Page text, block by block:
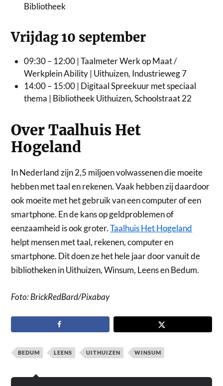
Bibliotheek
Vrijdag 10 september
09:30 – 12:00 | Taalmeter Werk op Maat /
Werkplein Ability | Uithuizen, Industrieweg 7
14:00 – 15:00 | Digitaal Spreekuur met speciaal
thema | Bibliotheek Uithuizen, Schoolstraat 22
Over Taalhuis Het
Hogeland
In Nederland zijn 2,5 miljoen volwassenen die moeite
hebben met taal en rekenen. Vaak hebben zij daardoor
ook moeite met het gebruik van een computer of een
smartphone. En de kans op geldproblemen of
eenzaamheid is ook groter.Taalhuis Het Hogeland
helpt mensen met taal, rekenen, computer en
smartphone. Dit doen ze het hele jaar door vanuit de
bibliotheken in Uithuizen, Winsum, Leens en Bedum.
Foto: BrickRedBard/Pixabay
BEDUM LEENS UITHUIZEN WINSUM